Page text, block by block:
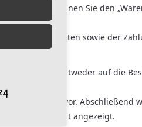
können Sie den
Daten sowie der
werden Sie entweder auf die
Ihrer Daten vor. Abschließend
Bestellübersicht angezeigt.